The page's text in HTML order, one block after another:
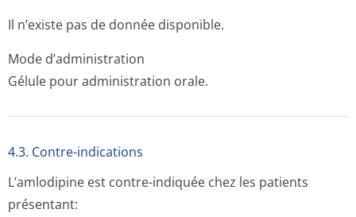
Il n’existe pas de donnée disponible.
Mode d’administration
Gélule pour administration orale.
4.3. Contre-indications
L’amlodipine est contre-indiquée chez les patients
présentant: